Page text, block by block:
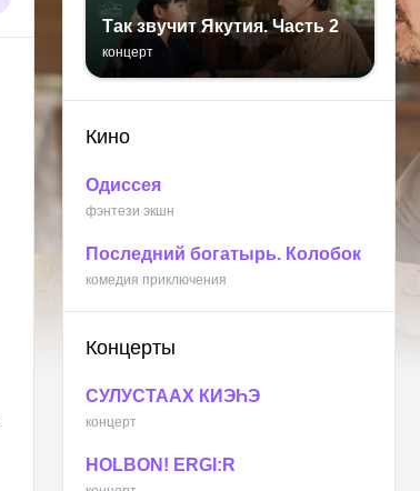
концерт
Так звучит Якутия. Часть 2
Кино
Одиссея
фэнтези экшн
Последний богатырь. Колобок
комедия приключения
Концерты
СУЛУСТААХ КИЭҺЭ
концерт
HOLBON! ERGI:R